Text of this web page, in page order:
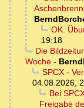
OK.
19:18
Die
Woche -
SPCX -
04.08.2026,
Bei
Freigabe